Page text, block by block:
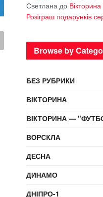
Светлана до
Розіграш подарунків
Browse by
БЕЗ РУБРИКИ
ВІКТОРИНА
ВІКТОРИНА —
ВОРСКЛА
ДЕСНА
ДИНАМО
ДНІПРО-1